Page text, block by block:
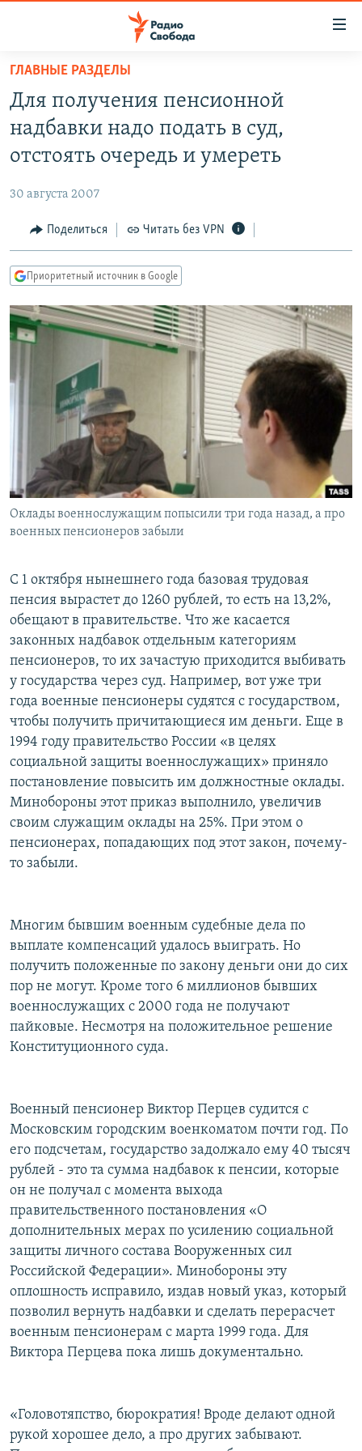
упрощенного
доступа
Вернуться
основному
Вернутся
Вернутся
поиску
ПОДКАСТЫ
МНЕНИЯ
КУЛЬТУРА
КАВКАЗ.РЕАЛИИ
СЕВЕР.РЕАЛИИ
СИБИРЬ.РЕАЛИИ
РАСПИСАНИЕ ВЕЩАНИЯ
ПОДПИШИТЕСЬ НА РАССЫЛКУ
СОЦИАЛЬНЫЕ СЕТИ
ГЛАВНЫЕ РАЗДЕЛЫ
Для получения пенсионной
надбавки надо подать в суд,
отстоять очередь и умереть
30 августа 2007
Поделиться Читать без VPN
Приоритетный источник в Google
Оклады военнослужащим попысили три года назад, а про
военных пенсионеров забыли
С 1 октября нынешнего года базовая трудовая
пенсия вырастет до 1260 рублей, то есть на 13,2%,
обещают в правительстве. Что же касается
законных надбавок отдельным категориям
пенсионеров, то их зачастую приходится выбивать
у государства через суд. Например, вот уже три
года военные пенсионеры судятся с государством,
чтобы получить причитающиеся им деньги. Еще в
1994 году правительство России «в целях
социальной защиты военнослужащих» приняло
постановление повысить им должностные оклады.
Минобороны этот приказ выполнило, увеличив
своим служащим оклады на 25%. При этом о
пенсионерах, попадающих под этот закон, почему-
то забыли.
Многим бывшим военным судебные дела по
выплате компенсаций удалось выиграть. Но
получить положенные по закону деньги они до сих
пор не могут. Кроме того 6 миллионов бывших
военнослужащих с 2000 года не получают
пайковые. Несмотря на положительное решение
Конституционного суда.
Военный пенсионер Виктор Перцев судится с
Московским городским военкоматом почти год. По
его подсчетам, государство задолжало ему 40 тысяч
рублей - это та сумма надбавок к пенсии, которые
он не получал с момента выхода
правительственного постановления «О
дополнительных мерах по усилению социальной
защиты личного состава Вооруженных сил
Российской Федерации». Минобороны эту
оплошность исправило, издав новый указ, который
позволил вернуть надбавки и сделать перерасчет
военным пенсионерам с марта 1999 года. Для
Виктора Перцева пока лишь документально.
«Головотяпство, бюрократия! Вроде делают одной
рукой хорошее дело, а про других забывают.